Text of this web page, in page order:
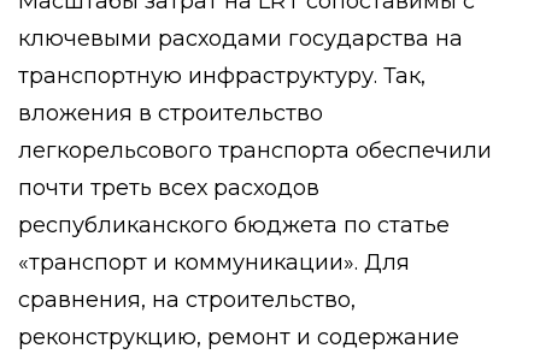
ключевыми расходами государства на
транспортную инфраструктуру. Так,
вложения в строительство
легкорельсового транспорта обеспечили
почти треть всех расходов
республиканского бюджета по статье
«транспорт и коммуникации». Для
сравнения, на строительство,
реконструкцию, ремонт и содержание